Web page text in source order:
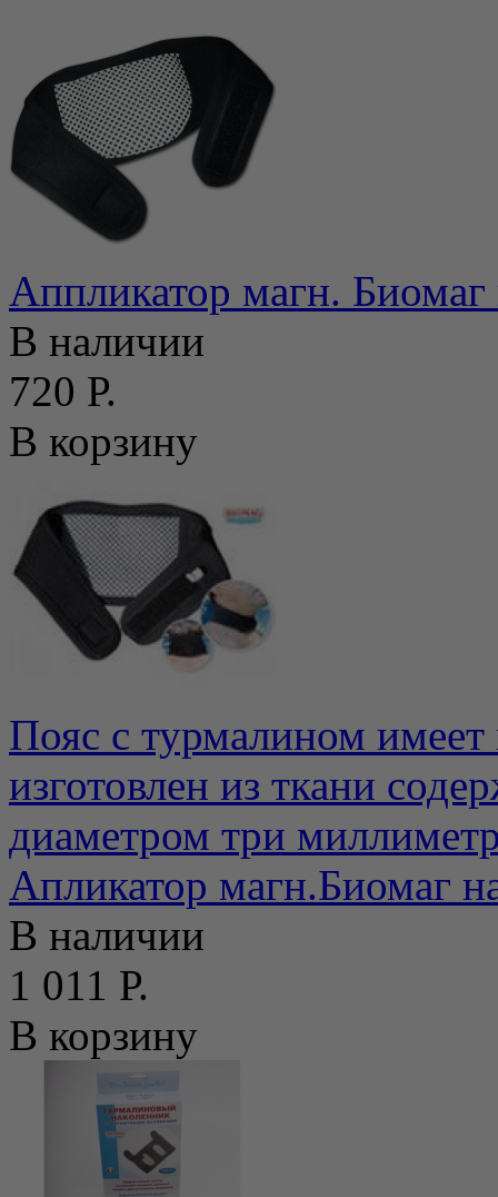
Аппликатор магн.
В наличии
720 Р.
В корзину
Пояс с турмалином
изготовлен из ткани
диаметром три
Апликатор магн.Биомаг
В наличии
1 011 Р.
В корзину